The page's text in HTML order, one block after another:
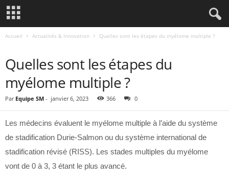
Accueil Actualités & Innovation Quelles sont les étapes du myélome multiple ?
Quelles sont les étapes du
myélome multiple ?
Par Equipe SM - janvier 6, 2023 366 0
Les médecins évaluent le myélome multiple à l’aide du système
de stadification Durie-Salmon ou du système international de
stadification révisé (RISS). Les stades multiples du myélome
vont de 0 à 3, 3 étant le plus avancé.